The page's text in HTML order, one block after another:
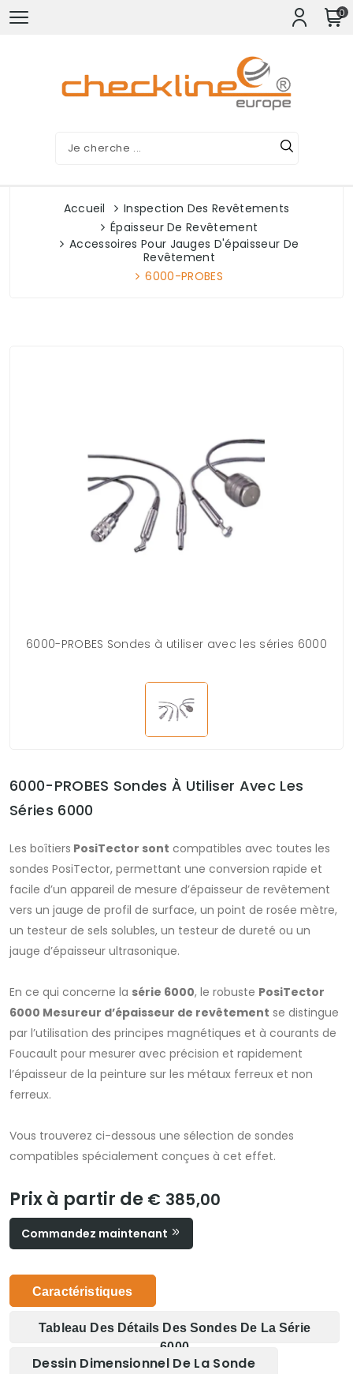
0
Accueil
Inspection Des Revêtements
Épaisseur De Revêtement
Accessoires Pour Jauges D'épaisseur De
Revêtement
6000-PROBES
6000-PROBES Sondes à utiliser avec les séries 6000
6000-PROBES Sondes À Utiliser Avec Les
Séries 6000
Les boîtiers PosiTector sont compatibles avec toutes les
sondes PosiTector, permettant une conversion rapide et
facile d’un appareil de mesure d’épaisseur de revêtement
vers un jauge de profil de surface, un point de rosée mètre,
un testeur de sels solubles, un testeur de dureté ou un
jauge d’épaisseur ultrasonique.
En ce qui concerne la série 6000, le robuste PosiTector
6000 Mesureur d’épaisseur de revêtement se distingue
par l’utilisation des principes magnétiques et à courants de
Foucault pour mesurer avec précision et rapidement
l’épaisseur de la peinture sur les métaux ferreux et non
ferreux.
Vous trouverez ci-dessous une sélection de sondes
compatibles spécialement conçues à cet effet.
Prix à partir de € 385,00
Commandez maintenant
Caractéristiques
Tableau Des Détails Des Sondes De La Série
6000
Dessin Dimensionnel De La Sonde